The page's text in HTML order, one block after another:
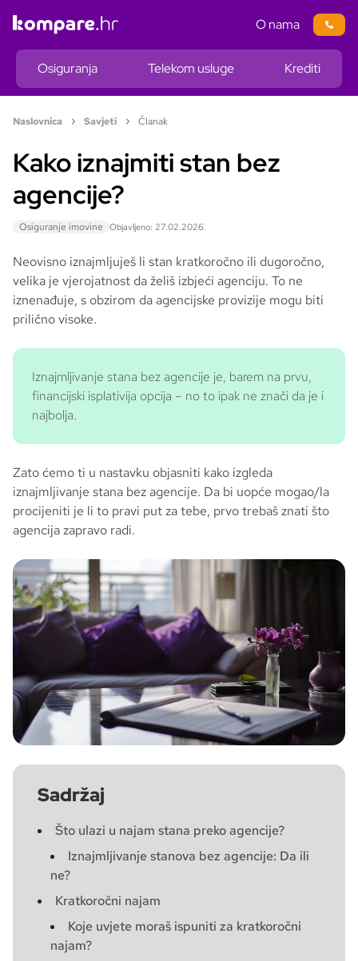
Osiguranja Telekom usluge Krediti
O nama
Naslovnica Savjeti Članak
Kako iznajmiti stan bez
agencije?
Osiguranje imovine Objavljeno: 27.02.2026.
Neovisno iznajmljuješ li stan kratkoročno ili dugoročno,
velika je vjerojatnost da želiš izbjeći agenciju. To ne
iznenađuje, s obzirom da agencijske provizije mogu biti
prilično visoke.
Iznajmljivanje stana bez agencije je, barem na prvu,
financijski isplativija opcija – no to ipak ne znači da je i
najbolja.
Zato ćemo ti u nastavku objasniti kako izgleda
iznajmljivanje stana bez agencije. Da bi uopće mogao/la
procijeniti je li to pravi put za tebe, prvo trebaš znati što
agencija zapravo radi.
Sadržaj
Što ulazi u najam stana preko agencije?
Iznajmljivanje stanova bez agencije: Da ili
ne?
Kratkoročni najam
Koje uvjete moraš ispuniti za kratkoročni
najam?